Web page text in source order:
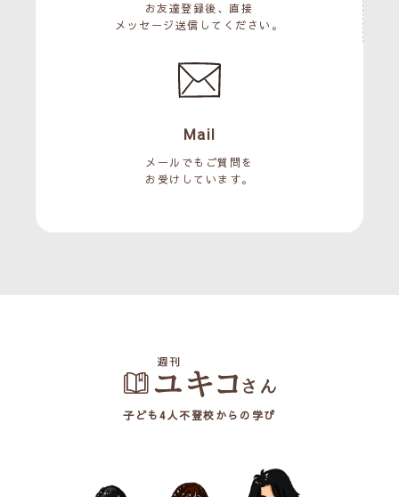
お友達登録後、直接
メッセージ送信してください。
Mail
メールでもご質問を
お受けしています。
子ども4人不登校からの学び